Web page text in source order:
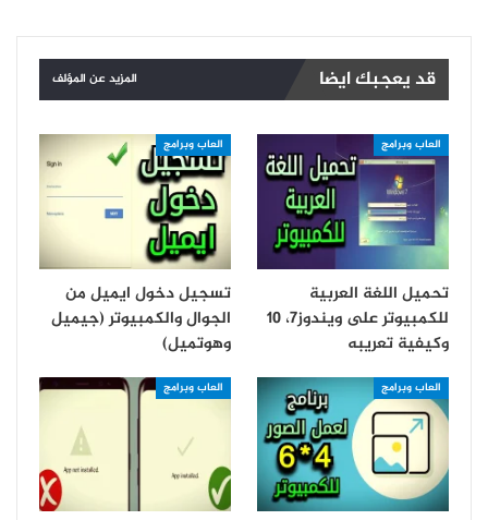
قد يعجبك ايضا المزيد عن المؤلف
العاب وبرامج
تحميل اللغة العربية
للكمبيوتر على ويندوز7، 10
وكيفية تعريبه
العاب وبرامج
تسجيل دخول ايميل من
الجوال والكمبيوتر (جيميل
وهوتميل)
العاب وبرامج العاب وبرامج